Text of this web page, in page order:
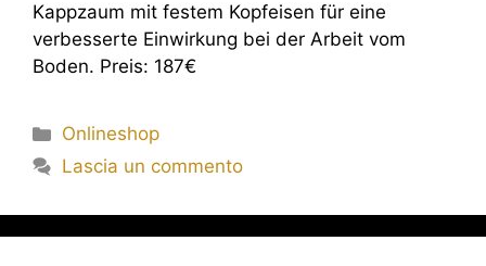
Kappzaum mit festem Kopfeisen für eine
verbesserte Einwirkung bei der Arbeit vom
Boden. Preis: 187€
Onlineshop
Lascia un commento